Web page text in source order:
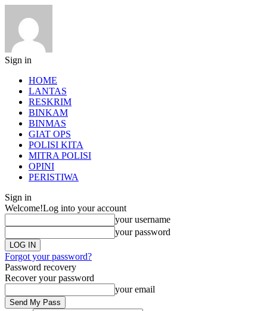
Sign in
HOME
LANTAS
RESKRIM
BINKAM
BINMAS
GIAT OPS
POLISI KITA
MITRA POLISI
OPINI
PERISTIWA
Sign in
Welcome!Log into your account
your username
your password
Forgot your password?
Password recovery
Recover your password
your email